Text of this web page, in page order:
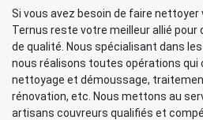
Si vous avez besoin de faire
Ternus reste votre meilleur allié
de qualité. Nous spécialisant dans
nous réalisons toutes opérations qui
nettoyage et démoussage,
rénovation, etc. Nous mettons au
artisans couvreurs qualifiés et